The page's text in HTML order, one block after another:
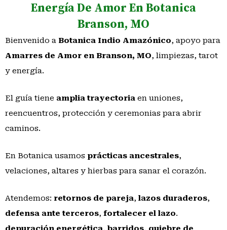
Energía De Amor En Botanica
Branson, MO
Bienvenido a Botanica Indio Amazónico, apoyo para
Amarres de Amor en Branson, MO, limpiezas, tarot
y energía.
El guía tiene amplia trayectoria en uniones,
reencuentros, protección y ceremonias para abrir
caminos.
En Botanica usamos prácticas ancestrales,
velaciones, altares y hierbas para sanar el corazón.
Atendemos: retornos de pareja, lazos duraderos,
defensa ante terceros, fortalecer el lazo.